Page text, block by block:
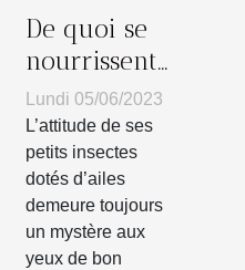
De quoi se
nourrissent
les
moustiques ?
Lundi 05/06/2023
L’attitude de ses
petits insectes
dotés d’ailes
demeure toujours
un mystère aux
yeux de bon